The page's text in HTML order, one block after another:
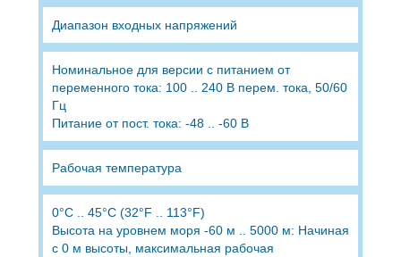
Диапазон входных напряжений
Номинальное для версии с питанием от
переменного тока: 100 .. 240 В перем. тока, 50/60
Гц
Питание от пост. тока: -48 .. -60 В
Рабочая температура
0°C .. 45°C (32°F .. 113°F)
Высота на уровнем моря -60 м .. 5000 м: Начиная
с 0 м высоты, максимальная рабочая